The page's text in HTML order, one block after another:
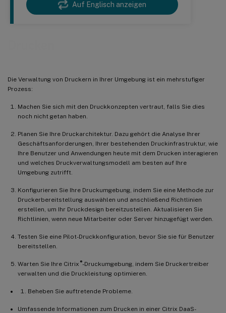
Auf Englisch anzeigen
Die Verwaltung von Druckern in Ihrer Umgebung ist ein mehrstufiger
Prozess:
Machen Sie sich mit den Druckkonzepten vertraut, falls Sie dies
noch nicht getan haben.
Planen Sie Ihre Druckarchitektur. Dazu gehört die Analyse Ihrer
Geschäftsanforderungen, Ihrer bestehenden Druckinfrastruktur, wie
Ihre Benutzer und Anwendungen heute mit dem Drucken interagieren
und welches Druckverwaltungsmodell am besten auf Ihre
Umgebung zutrifft.
Konfigurieren Sie Ihre Druckumgebung, indem Sie eine Methode zur
Druckerbereitstellung auswählen und anschließend Richtlinien
erstellen, um Ihr Druckdesign bereitzustellen. Aktualisieren Sie
Richtlinien, wenn neue Mitarbeiter oder Server hinzugefügt werden.
Testen Sie eine Pilot-Druckkonfiguration, bevor Sie sie für Benutzer
bereitstellen.
Warten Sie Ihre Citrix ®-Druckumgebung, indem Sie Druckertreiber
verwalten und die Druckleistung optimieren.
Beheben Sie auftretende Probleme.
Umfassende Informationen zum Drucken in einer Citrix DaaS-